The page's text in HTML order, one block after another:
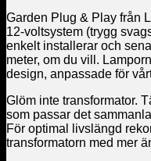
Garden Plug & Play från
12-voltsystem (trygg
enkelt installerar och
meter, om du vill.
design, anpassade för
Glöm inte transformator.
som passar det
För optimal livslängd
transformatorn med mer